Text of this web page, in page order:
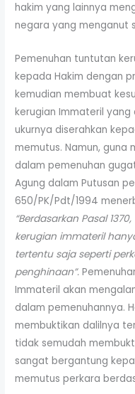
hakim yang lainnya
negara yang menganut
Pemenuhan tuntutan
kepada Hakim dengan
kemudian membuat
kerugian Immateril
ukurnya diserahkan
memutus. Namun, guna
dalam pemenuhan
Agung dalam Putusan
650/PK/Pdt/1994
“Berdasarkan Pasal 1370,
kerugian immateril
tertentu saja seperti
penghinaan”.
Immateril akan
dalam pemenuhannya.
membuktikan dalilnya
tidak semudah
sangat bergantung
memutus perkara